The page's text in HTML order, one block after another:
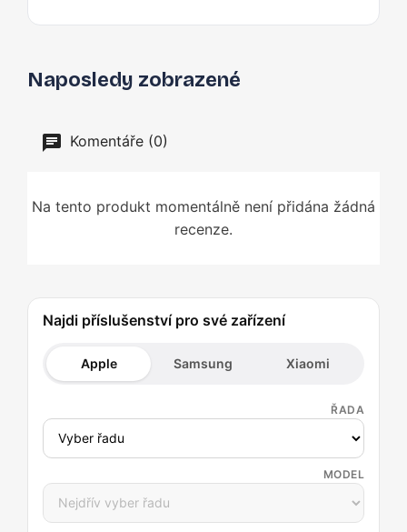
Naposledy zobrazené
Komentáře (0)
Na tento produkt momentálně není přidána žádná
recenze.
Najdi příslušenství pro své zařízení
Apple Samsung Xiaomi
ŘADA
MODEL